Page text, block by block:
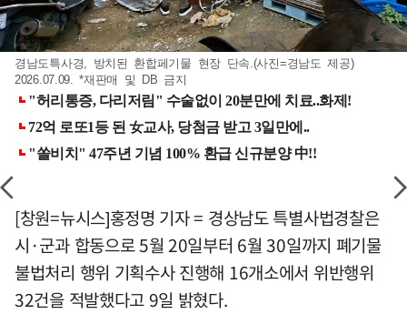
경남도특사경, 방치된 환합페기물 현장 단속.(사진=경남도 제공)
2026.07.09. *재판매 및 DB 금지
[창원=뉴시스]홍정명 기자 = 경상남도 특별사법경찰은
시·군과 합동으로 5월 20일부터 6월 30일까지 폐기물
불법처리 행위 기획수사 진행해 16개소에서 위반행위
32건을 적발했다고 9일 밝혔다.